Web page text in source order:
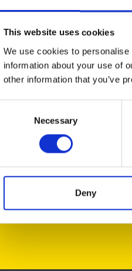
This website uses cookies
We use cookies to
information about your use of
other information that you’ve
Necessary
Deny